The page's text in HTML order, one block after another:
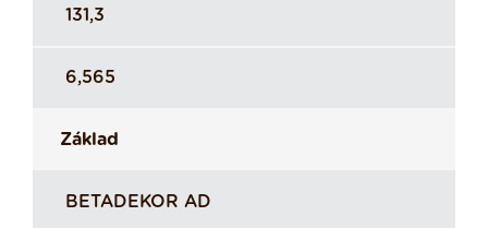
131,3
6,565
Základ
BETADEKOR AD